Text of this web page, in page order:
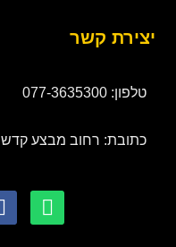
יצירת קשר
טלפון: 077-3635300
כתובת: רחוב מבצע קדש 55, בני ברק